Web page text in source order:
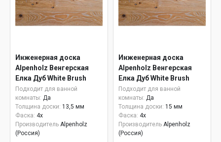
Инженерная доска
Alpenholz Венгерская
Елка Дуб White Brush
Подходит для ванной
комнаты: Да
Толщина доски: 13,5 мм
Фаска: 4x
Производитель Alpenholz
(Россия)
Инженерная доска
Alpenholz Венгерская
Елка Дуб White Brush
15мм
Подходит для ванной
комнаты: Да
Толщина доски: 15 мм
Фаска: 4x
Производитель Alpenholz
(Россия)